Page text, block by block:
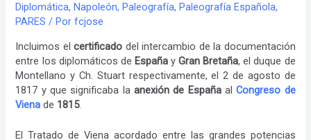
Diplomática,Napoleón,Paleografía,Paleografía Española,
PARES / Porfcjose
Incluimos elcertificado del intercambio de la documentación
entre los diplomáticos de EspañayGran Bretaña, el duque de
Montellano y Ch. Stuart respectivamente, el 2 de agosto de
1817 y que significaba la anexión de EspañaalCongreso de
Viena de 1815.
El Tratado de Viena acordado entre las grandes potencias